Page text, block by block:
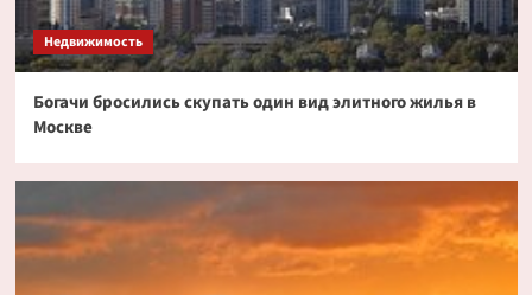
3
токенизированных акциях
Криптовалюта
Криптовалюта
Эксперт PlanB допустил снижение биткоина
до $52 000
Недвижимость
Богачи бросились скупать один вид элитного жилья в
Москве